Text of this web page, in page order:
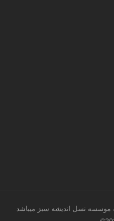
موسسه نسل اندیشه سبز میباشد